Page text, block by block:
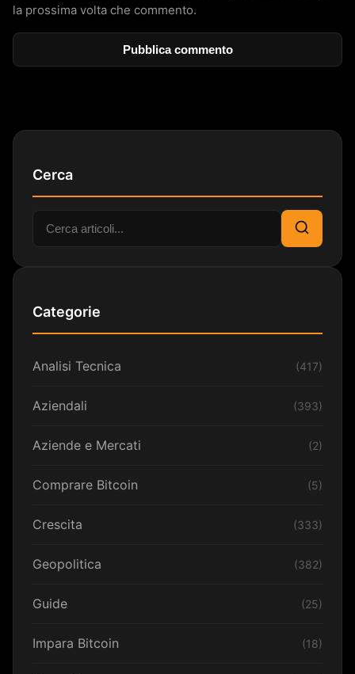
la prossima volta che commento.
Cerca
Cerca:
Cerca
Categorie
Analisi Tecnica (417)
Aziendali (393)
Aziende e Mercati (2)
Comprare Bitcoin (5)
Crescita (333)
Geopolitica (382)
Guide (25)
Impara Bitcoin (18)